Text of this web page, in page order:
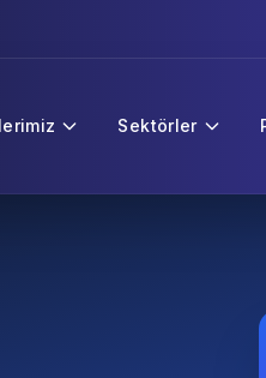
Sektörler